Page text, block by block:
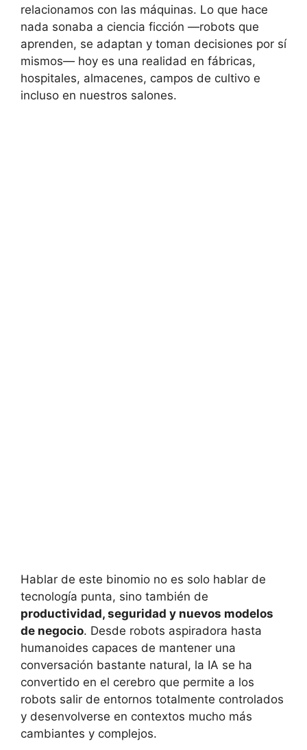
relacionamos con las máquinas. Lo que hace
nada sonaba a ciencia ficción —robots que
aprenden, se adaptan y toman decisiones por sí
mismos— hoy es una realidad en fábricas,
hospitales, almacenes, campos de cultivo e
incluso en nuestros salones.
Hablar de este binomio no es solo hablar de
tecnología punta, sino también de
productividad, seguridad y nuevos modelos
de negocio. Desde robots aspiradora hasta
humanoides capaces de mantener una
conversación bastante natural, la IA se ha
convertido en el cerebro que permite a los
robots salir de entornos totalmente controlados
y desenvolverse en contextos mucho más
cambiantes y complejos.